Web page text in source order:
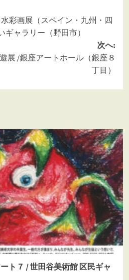
水彩画展（スペイン・九州・四
ャラリー（野田市）
次へ:
展 /銀座アートホール（銀座８
丁目）
ト７ / 世田谷美術館 区民ギャ